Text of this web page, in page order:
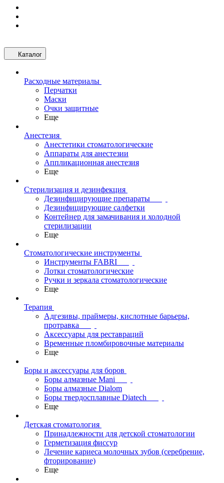
Каталог
Расходные материалы
Перчатки
Маски
Очки защитные
Еще
Анестезия
Анестетики стоматологические
Аппараты для анестезии
Аппликационная анестезия
Еще
Стерилизация и дезинфекция
Дезинфицирующие препараты
Дезинфицирующие салфетки
Контейнер для замачивания и холодной
стерилизации
Еще
Стоматологические инструменты
Инструменты FABRI
Лотки стоматологические
Ручки и зеркала стоматологические
Еще
Терапия
Адгезивы, праймеры, кислотные барьеры,
протравка
Аксессуары для реставраций
Временные пломбировочные материалы
Еще
Боры и аксессуары для боров
Боры алмазные Mani
Боры алмазные Dialom
Боры твердосплавные Diatech
Еще
Детская стоматология
Принадлежности для детской стоматологии
Герметизация фиссур
Лечение кариеса молочных зубов (серебрение,
фторирование)
Еще